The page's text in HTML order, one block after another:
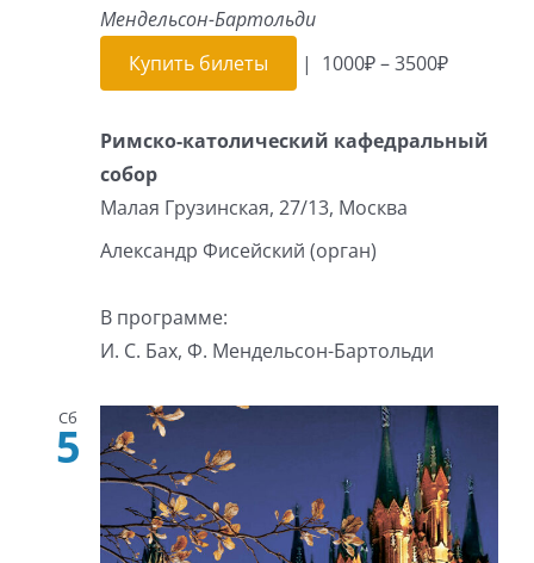
Мендельсон-Бартольди
Купить билеты
| 1000₽ – 3500₽
Римско-католический кафедральный
собор
Малая Грузинская, 27/13, Москва
Александр Фисейский (орган)
В программе:
И. С. Бах, Ф. Мендельсон-Бартольди
Сб
5